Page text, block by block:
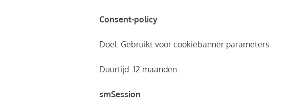
Consent-policy
Doel: Gebruikt voor cookiebanner parameters
Duurtijd: 12 maanden
smSession